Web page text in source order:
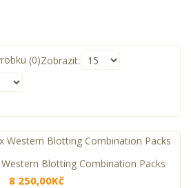
(0)Zobrazit:
Blotting Combination Packs
8 250,00Kč